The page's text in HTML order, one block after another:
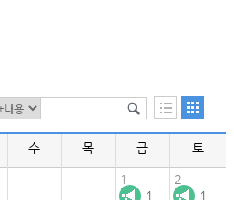
수 목 금 토
1
1
2
1